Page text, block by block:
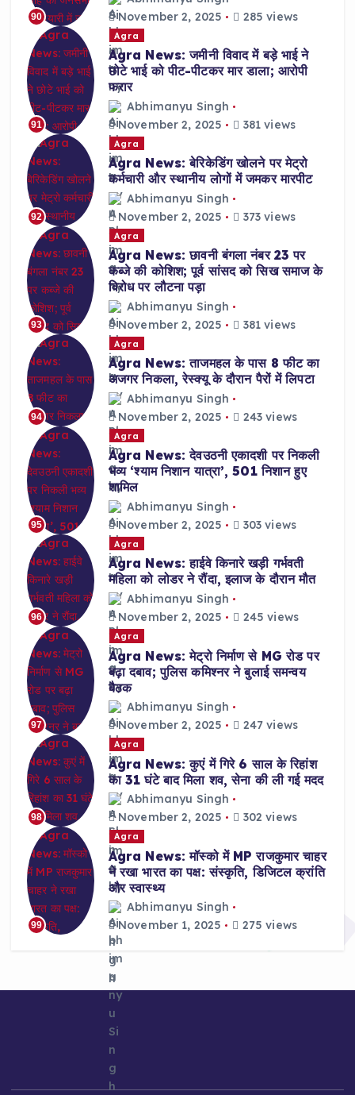
90
November 2, 2025
285 views
91
Agra
Agra News: जमीनी विवाद में बड़े भाई ने
छोटे भाई को पीट-पीटकर मार डाला; आरोपी
फरार
Abhimanyu Singh
November 2, 2025
381 views
92
Agra
Agra News: बेरिकेडिंग खोलने पर मेट्रो
कर्मचारी और स्थानीय लोगों में जमकर मारपीट
Abhimanyu Singh
November 2, 2025
373 views
93
Agra
Agra News: छावनी बंगला नंबर 23 पर
कब्जे की कोशिश; पूर्व सांसद को सिख समाज के
विरोध पर लौटना पड़ा
Abhimanyu Singh
November 2, 2025
381 views
94
Agra
Agra News: ताजमहल के पास 8 फीट का
अजगर निकला, रेस्क्यू के दौरान पैरों में लिपटा
Abhimanyu Singh
November 2, 2025
243 views
95
Agra
Agra News: देवउठनी एकादशी पर निकली
भव्य ‘श्याम निशान यात्रा’, 501 निशान हुए
शामिल
Abhimanyu Singh
November 2, 2025
303 views
96
Agra
Agra News: हाईवे किनारे खड़ी गर्भवती
महिला को लोडर ने रौंदा, इलाज के दौरान मौत
Abhimanyu Singh
November 2, 2025
245 views
97
Agra
Agra News: मेट्रो निर्माण से MG रोड पर
बढ़ा दबाव; पुलिस कमिश्नर ने बुलाई समन्वय
बैठक
Abhimanyu Singh
November 2, 2025
247 views
98
Agra
Agra News: कुएं में गिरे 6 साल के रिहांश
का 31 घंटे बाद मिला शव, सेना की ली गई मदद
Abhimanyu Singh
November 2, 2025
302 views
99
Agra
Agra News: मॉस्को में MP राजकुमार चाहर
ने रखा भारत का पक्ष: संस्कृति, डिजिटल क्रांति
और स्वास्थ्य
Abhimanyu Singh
November 1, 2025
275 views